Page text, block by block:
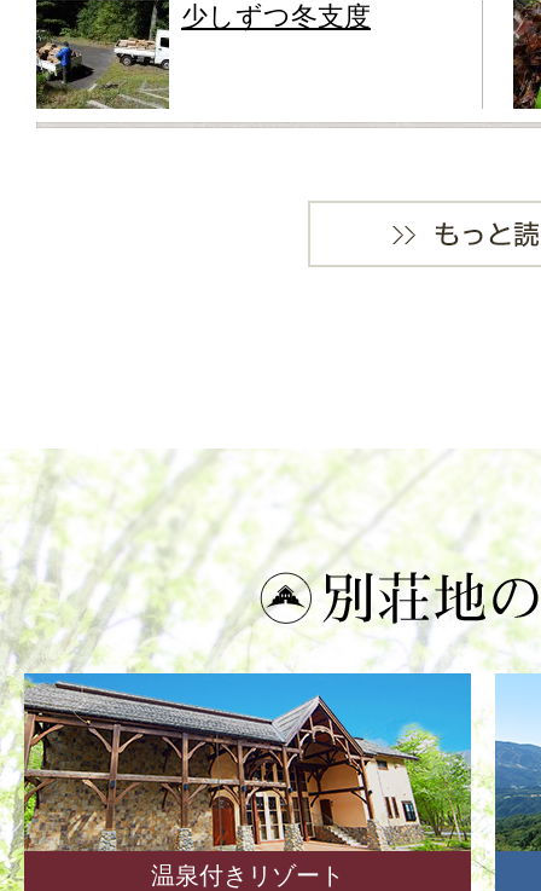
少しずつ冬支度
温泉付きリゾート